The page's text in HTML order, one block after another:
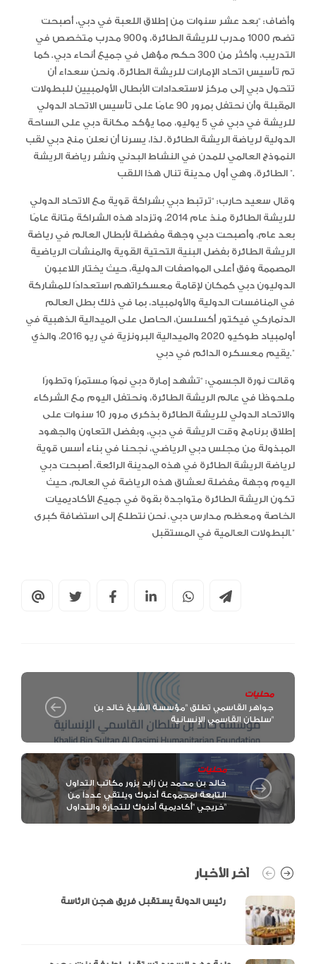
وأضاف: “بعد عشر سنوات من إطلاق اللعبة في دبي، أصبحت
تضم 1000 مدرب للريشة الطائرة، و900 مدرب متخصص في
التدريب، وأكثر من 300 حكم مؤهل في جميع أنحاء دبي. كما
تم تأسيس اتحاد الإمارات للريشة الطائرة، ونحن سعداء أن
تتحول دبي إلى مركز لاستعدادات الأبطال الأولمبيين للبطولات
المقبلة وأن نحتفل بمرور 90 عامًا على تأسيس الاتحاد الدولي
للريشة في دبي في 5 يوليو، مما يؤكد مكانة دبي على الساحة
الدولية لرياضة الريشة الطائرة. لذا، يسرنا أن نعلن منح دبي لقب
النموذج العالمي للمدن في النشاط البدني ونشر رياضة الريشة
الطائرة، وهي أول مدينة تنال هذا اللقب ”.
وقال سعيد حارب: “ترتبط دبي بشراكة قوية مع الاتحاد الدولي
للريشة الطائرة منذ عام 2014، وتزداد هذه الشراكة متانة عامًا
بعد عام، وأصبحت دبي وجهة مفضلة لأبطال العالم في رياضة
الريشة الطائرة بفضل البنية التحتية القوية والمنشآت الرياضية
المصممة وفق أعلى المواصفات الدولية، حيث يختار اللاعبون
الدوليون دبي كمكان لإقامة معسكراتهم استعدادًا للمشاركة
في المنافسات الدولية والأولمبياد، بما في ذلك بطل العالم
الدنماركي فيكتور أكسلسن، الحاصل على الميدالية الذهبية في
أولمبياد طوكيو 2020 والميدالية البرونزية في ريو 2016، والذي
يقيم معسكره الدائم في دبي.”
وقالت نورة الجسمي: “تشهد إمارة دبي نموًا مستمرًا وتطورًا
ملحوظًا في عالم الريشة الطائرة، ونحتفل اليوم مع الشركاء
والاتحاد الدولي للريشة الطائرة بذكرى مرور 10 سنوات على
إطلاق برنامج وقت الريشة في دبي، وبفضل التعاون والجهود
المبذولة من مجلس دبي الرياضي، نجحنا في بناء أسس قوية
لرياضة الريشة الطائرة في هذه المدينة الرائعة. أصبحت دبي
اليوم وجهة مفضلة لعشاق هذه الرياضة في العالم، حيث
تكون الريشة الطائرة متواجدة بقوة في جميع الأكاديميات
الخاصة ومعظم مدارس دبي. نحن نتطلع إلى استضافة كبرى
البطولات العالمية في المستقبل.”
محليات
جواهر القاسمي تطلق "مؤسسة الشيخ خالد بن
سلطان القاسمي الإنسانية"
محليات
خالد بن محمد بن زايد يزور مكاتب التداول
التابعة لمجموعة أدنوك ويلتقي عدداً من
خريجي "أكاديمية أدنوك للتجارة والتداول"
آخر الأخبار